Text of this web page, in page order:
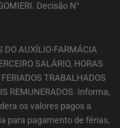
Decisão N°
DO AUXÍLIO-FARMÁCIA
SALÁRIO, HORAS
TRABALHADOS
REMUNERADOS. Informa,
os valores pagos a
para pagamento de férias,